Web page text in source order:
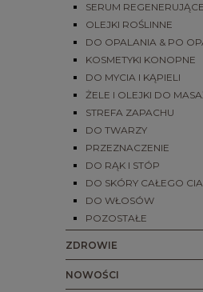
SERUM REGENERUJĄCE
OLEJKI ROŚLINNE
DO OPALANIA & PO
KOSMETYKI KONOPNE
DO MYCIA I KĄPIELI
ŻELE I OLEJKI DO
STREFA ZAPACHU
DO TWARZY
PRZEZNACZENIE
DO RĄK I STÓP
DO SKÓRY CAŁEGO
DO WŁOSÓW
POZOSTAŁE
ZDROWIE
NOWOŚCI